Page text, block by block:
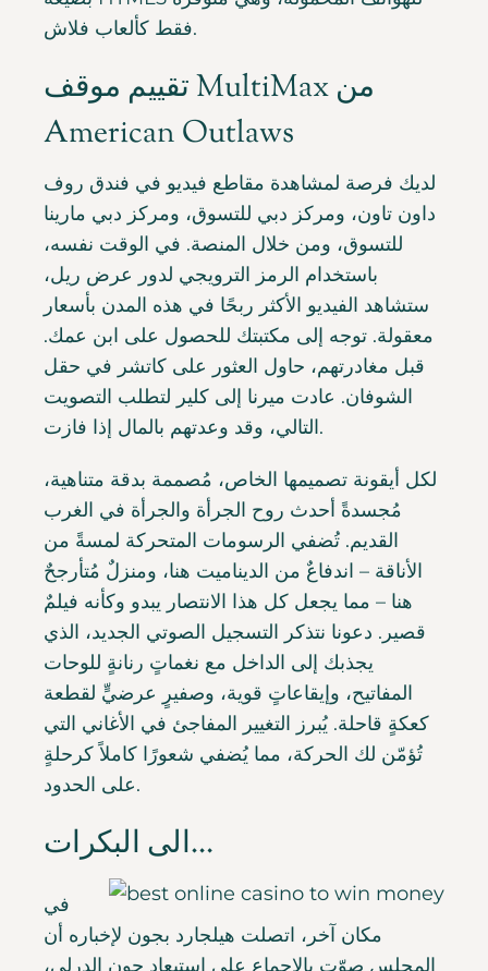
فقط كألعاب فلاش.
تقييم موقف MultiMax من
American Outlaws
لديك فرصة لمشاهدة مقاطع فيديو في فندق روف
داون تاون، ومركز دبي للتسوق، ومركز دبي مارينا
للتسوق، ومن خلال المنصة. في الوقت نفسه،
باستخدام الرمز الترويجي لدور عرض ريل،
ستشاهد الفيديو الأكثر ربحًا في هذه المدن بأسعار
معقولة. توجه إلى مكتبتك للحصول على ابن عمك.
قبل مغادرتهم، حاول العثور على كاتشر في حقل
الشوفان. عادت ميرنا إلى كلير لتطلب التصويت
التالي، وقد وعدتهم بالمال إذا فازت.
لكل أيقونة تصميمها الخاص، مُصممة بدقة متناهية،
مُجسدةً أحدث روح الجرأة والجرأة في الغرب
القديم. تُضفي الرسومات المتحركة لمسةً من
الأناقة – اندفاعٌ من الديناميت هنا، ومنزلٌ مُتأرجحٌ
هنا – مما يجعل كل هذا الانتصار يبدو وكأنه فيلمٌ
قصير. دعونا نتذكر التسجيل الصوتي الجديد، الذي
يجذبك إلى الداخل مع نغماتٍ رنانةٍ للوحات
المفاتيح، وإيقاعاتٍ قوية، وصفيرٍ عرضيٍّ لقطعة
كعكةٍ قاحلة. يُبرز التغيير المفاجئ في الأغاني التي
تُؤمّن لك الحركة، مما يُضفي شعورًا كاملاً كرحلةٍ
على الحدود.
الى البكرات…
في
مكان آخر، اتصلت هيلجارد بجون لإخباره أن
المجلس صوّت بالإجماع على استبعاد جون إلدرلي،